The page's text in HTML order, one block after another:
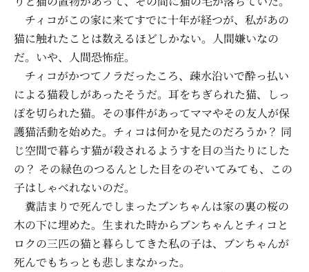
チィコがこの家に来てすでに十年が経つが、私があの
猫に触れたことは数えるほどしかない。人間嫌いなの
だ。いや、人間恐怖症。
チィコがかつてノラだったころ、疎水沿いで酔っ払い
による猫殺しがあったそうだ。耳をちぎられた猫、しっ
ぽを切られた猫。その事件があってママやその友人が保
護猫活動を始めた。チィコは何かを見たのだろうか？ 同
じ空間で暮らす猫が殺されるようすを目の当たりにした
の？ その緑色のつるんとした目をのぞいてみても、この
子はしゃべれないのだ。
糞詰まりで死んでしまったブンちゃんは家の裏の桜の
木の下に埋めた。生まれた時からブンちゃんとチィコと
ロクの三匹の猫と暮らしてきた私の子は、ブンちゃんが
死んでもちっとも悲しまなかった。